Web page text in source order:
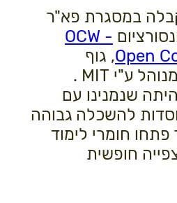
במסגרת פא"ר
OCW -
Open, גוף
בינלאומי המנוהל ע"י MIT .
שנמנינו עם
להשכלה גבוהה
חומרי לימוד
חופשית